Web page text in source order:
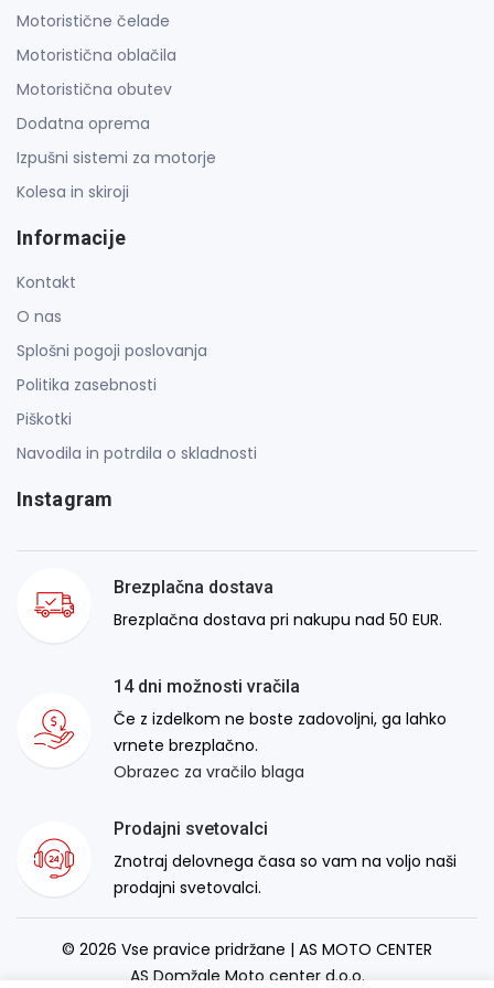
Motoristične čelade
Motoristična oblačila
Motoristična obutev
Dodatna oprema
Izpušni sistemi za motorje
Kolesa in skiroji
Informacije
Kontakt
O nas
Splošni pogoji poslovanja
Politika zasebnosti
Piškotki
Navodila in potrdila o skladnosti
Instagram
Brezplačna dostava
Brezplačna dostava pri nakupu nad 50 EUR.
14 dni možnosti vračila
Če z izdelkom ne boste zadovoljni, ga lahko
vrnete brezplačno.
Obrazec za vračilo blaga
Prodajni svetovalci
Znotraj delovnega časa so vam na voljo naši
prodajni svetovalci.
© 2026 Vse pravice pridržane | AS MOTO CENTER
AS Domžale Moto center d.o.o.